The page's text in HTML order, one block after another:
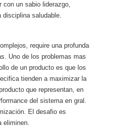
con un sabio liderazgo,
saludable.
require una profunda
Uno de los problemas mas
de un producto es que los
tienden a maximizar la
que representan, en
del sistema en gral.
El desafio es
eliminen.